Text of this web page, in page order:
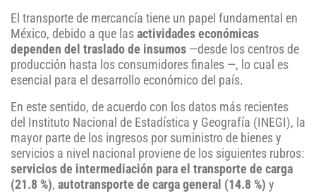
El transporte de mercancía tiene un papel fundamental en
México, debido a que las actividades económicas
dependen del traslado de insumos —desde los centros de
producción hasta los consumidores finales —, lo cual es
esencial para el desarrollo económico del país.
En este sentido, de acuerdo con los datos más recientes
del Instituto Nacional de Estadística y Geografía (INEGI), la
mayor parte de los ingresos por suministro de bienes y
servicios a nivel nacional proviene de los siguientes rubros:
servicios de intermediación para el transporte de carga
(21.8 %), autotransporte de carga general (14.8 %) y